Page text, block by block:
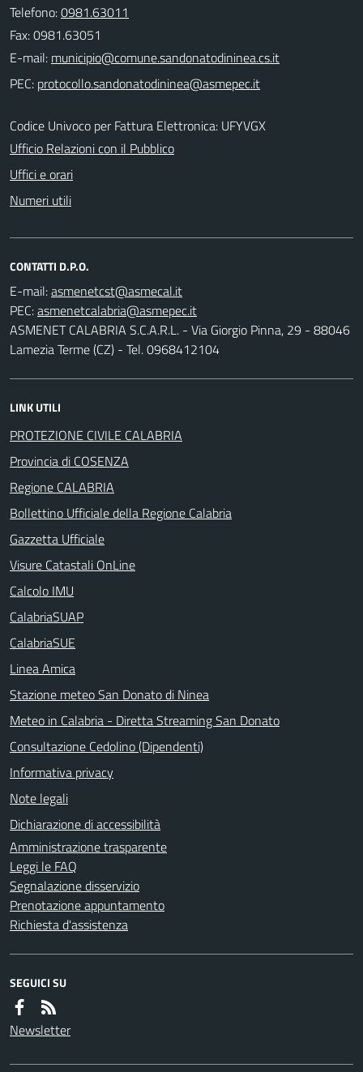
Telefono:0981.63011
Fax: 0981.63051
E-mail:
PEC:
Codice Univoco per Fattura Elettronica: UFYVGX
Ufficio Relazioni con il Pubblico
Uffici e orari
Numeri utili
CONTATTI D.P.O.
E-mail:
PEC:
ASMENET CALABRIA S.C.A.R.L. - Via Giorgio Pinna, 29 - 88046
Lamezia Terme (CZ) - Tel. 0968412104
LINK UTILI
PROTEZIONE CIVILE CALABRIA
Provincia di COSENZA
Regione CALABRIA
Bollettino Ufficiale della Regione Calabria
Gazzetta Ufficiale
Visure Catastali OnLine
Calcolo IMU
CalabriaSUAP
CalabriaSUE
Linea Amica
Stazione meteo San Donato di Ninea
Meteo in Calabria - Diretta Streaming San Donato
Consultazione Cedolino (Dipendenti)
Informativa privacy
Note legali
Dichiarazione di accessibilità
Amministrazione trasparente
Leggi le FAQ
Segnalazione disservizio
Prenotazione appuntamento
Richiesta d'assistenza
SEGUICI SU
Newsletter